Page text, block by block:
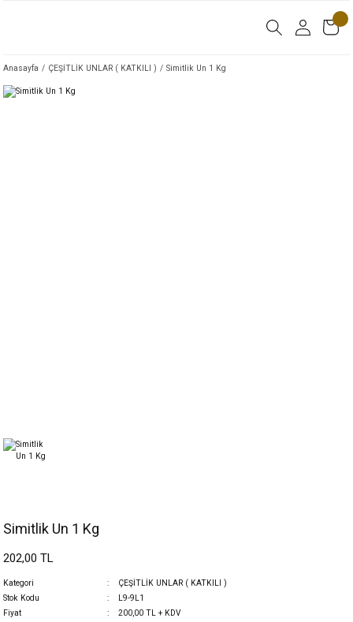
Anasayfa ÇEŞİTLİK UNLAR ( KATKILI ) Simitlik Un 1 Kg
Simitlik Un 1 Kg
202,00 TL
Kategori
ÇEŞİTLİK UNLAR ( KATKILI )
Stok Kodu
L9-9L1
Fiyat
200,00 TL + KDV